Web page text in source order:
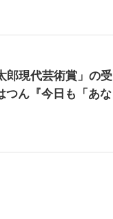
郎現代芸術賞」の受
つん『今日も「あな